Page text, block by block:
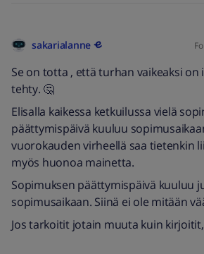
sakarialanne
Se on totta , että turhan vaikeaksi
tehty. 🤔
Elisalla kaikessa ketkuilussa vielä
päättymispäivä kuuluu
vuorokauden virheellä saa tietenkin
myös huonoa mainetta.
Sopimuksen päättymispäivä kuuluu
sopimusaikaan. Siinä ei ole mitään
Jos tarkoitit jotain muuta kuin